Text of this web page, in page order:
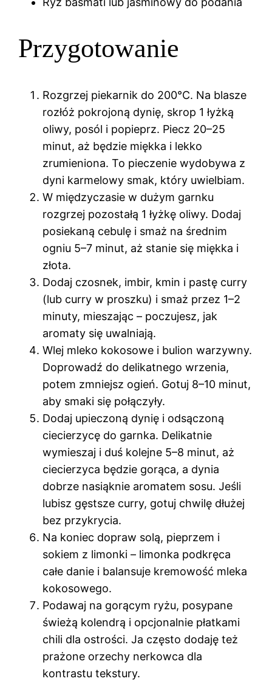
Przygotowanie
Rozgrzej piekarnik do 200°C. Na blasze
rozłóż pokrojoną dynię, skrop 1 łyżką
oliwy, posól i popieprz. Piecz 20–25
minut, aż będzie miękka i lekko
zrumieniona. To pieczenie wydobywa z
dyni karmelowy smak, który uwielbiam.
W międzyczasie w dużym garnku
rozgrzej pozostałą 1 łyżkę oliwy. Dodaj
posiekaną cebulę i smaż na średnim
ogniu 5–7 minut, aż stanie się miękka i
złota.
Dodaj czosnek, imbir, kmin i pastę curry
(lub curry w proszku) i smaż przez 1–2
minuty, mieszając – poczujesz, jak
aromaty się uwalniają.
Wlej mleko kokosowe i bulion warzywny.
Doprowadź do delikatnego wrzenia,
potem zmniejsz ogień. Gotuj 8–10 minut,
aby smaki się połączyły.
Dodaj upieczoną dynię i odsączoną
ciecierzycę do garnka. Delikatnie
wymieszaj i duś kolejne 5–8 minut, aż
ciecierzyca będzie gorąca, a dynia
dobrze nasiąknie aromatem sosu. Jeśli
lubisz gęstsze curry, gotuj chwilę dłużej
bez przykrycia.
Na koniec dopraw solą, pieprzem i
sokiem z limonki – limonka podkręca
całe danie i balansuje kremowość mleka
kokosowego.
Podawaj na gorącym ryżu, posypane
świeżą kolendrą i opcjonalnie płatkami
chili dla ostrości. Ja często dodaję też
prażone orzechy nerkowca dla
kontrastu tekstury.